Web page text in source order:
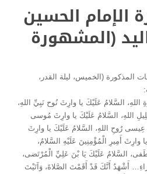
الإمام الحسين
(المشهورة
المذكورة (الخميس، ليلة القدر،
السَّلامُ عَلَيْكَ يا وارِثَ نُوح نَبِيِّ اللهِ،
اللهِ، السَّلامُ عَلَيْكَ يا وارِثَ مُوسى
عِيسى رُوحِ اللهِ، السَّلامُ عَلَيْكَ يا وارِثَ
وارِثَ أَمِيرِ الْمُؤْمِنِينَ عَلَيْهِ السَّلامُ،
السَّلامُ عَلَيْكَ يَا بْنَ عَلِيِّ الْمُرْتَضى،
أَشْهَدُ أَنَّكَ قَدْ أَقَمْتَ الصَّلاةَ، وَآتَيْتَ